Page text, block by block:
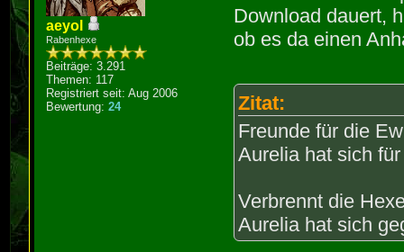
aeyol
Rabenhexe
Beiträge: 3.291
Themen: 117
Registriert seit: Aug 2006
Bewertung:24
Download dauert,
ob es da einen
Zitat:
Freunde für die
Aurelia hat sich
Verbrennt die
Aurelia hat sich